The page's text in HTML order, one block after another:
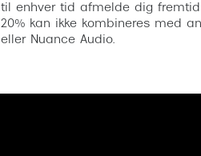
til enhver tid afmelde dig
20% kan ikke kombineres med
eller Nuance Audio.